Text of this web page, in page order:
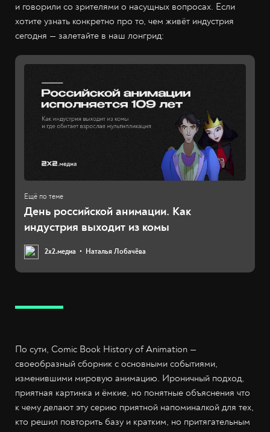
и говорили со зрителями о насущных вопросах. Если
хотите узнать конкретно про то, чем живёт индустрия
сегодня — залетайте в наш лонгрид:
День российской анимации. Как
индустрия выходит из комы
2х2.медиа Наталья Лобачёва
По сути, Comic Book History of Animation —
своеобразный сборник с основными событиями,
изменившими мировую анимацию. Ироничный подход,
приятная картинка и ёмкие, но понятные объяснения что
к чему делают эту серию приятной напоминалкой для тех,
кто решил повторить базу и кратким, но притягательным